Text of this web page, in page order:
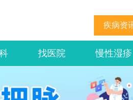
疾病资
找医院 慢性湿疹